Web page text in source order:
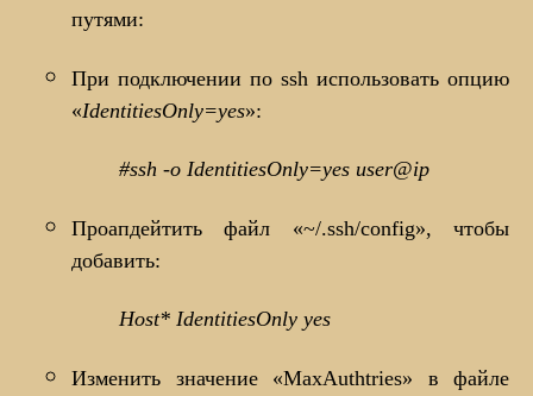
путями:
При подключении по ssh использовать опцию
«IdentitiesOnly=yes»:
#ssh -o IdentitiesOnly=yes user@ip
Проапдейтить файл «~/.ssh/config», чтобы
добавить:
Host* IdentitiesOnly yes
Изменить значение «MaxAuthtries» в файле